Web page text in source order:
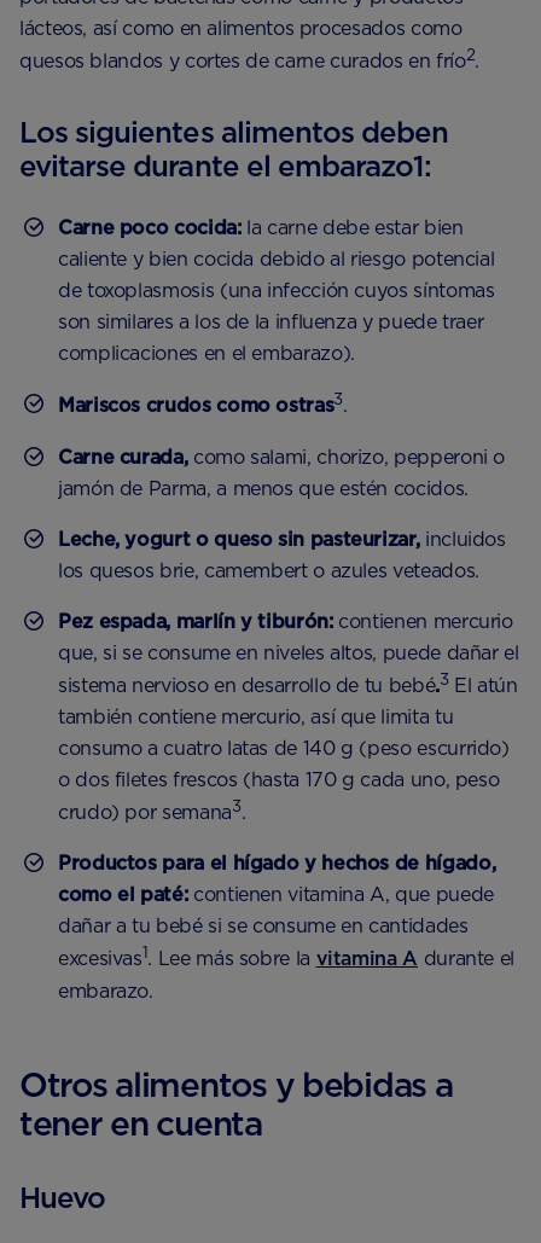
lácteos, así como en alimentos procesados ​​como
quesos blandos y cortes de carne curados en frío2.
Los siguientes alimentos deben
evitarse durante el embarazo1:
Carne poco cocida:la carne debe estar bien
caliente y bien cocida debido al riesgo potencial
de toxoplasmosis (una infección cuyos síntomas
son similares a los de la influenza y puede traer
complicaciones en el embarazo).
Mariscos crudos como ostras3.
Carne curada, como salami, chorizo, pepperoni o
jamón de Parma, a menos que estén cocidos.
Leche, yogurt o queso sin pasteurizar, incluidos
los quesos brie, camembert o azules veteados.
Pez espada, marlín y tiburón: contienen mercurio
que, si se consume en niveles altos, puede dañar el
sistema nervioso en desarrollo de tu bebé.3 El atún
también contiene mercurio, así que limita tu
consumo a cuatro latas de 140 g (peso escurrido)
o dos filetes frescos (hasta 170 g cada uno, peso
crudo) por semana3.
Productos para el hígado y hechos de hígado,
como el paté:contienen vitamina A, que puede
dañar a tu bebé si se consume en cantidades
excesivas1. Lee más sobre la vitamina A durante el
embarazo.
Otros alimentos y bebidas a
tener en cuenta
Huevo